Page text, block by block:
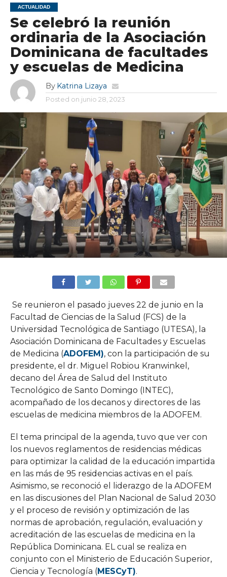
ACTUALIDAD
Se celebró la reunión
ordinaria de la Asociación
Dominicana de facultades
y escuelas de Medicina
By Katrina Lizaya
Posted on junio 28, 2023
Se reunieron el pasado jueves 22 de junio en la
Facultad de Ciencias de la Salud (FCS) de la
Universidad Tecnológica de Santiago (UTESA), la
Asociación Dominicana de Facultades y Escuelas
de Medicina (ADOFEM), con la participación de su
presidente, el dr. Miguel Robiou Kranwinkel,
decano del Área de Salud del Instituto
Tecnológico de Santo Domingo (INTEC),
acompañado de los decanos y directores de las
escuelas de medicina miembros de la ADOFEM.
El tema principal de la agenda, tuvo que ver con
los nuevos reglamentos de residencias médicas
para optimizar la calidad de la educación impartida
en las más de 95 residencias activas en el país.
Asimismo, se reconoció el liderazgo de la ADOFEM
en las discusiones del Plan Nacional de Salud 2030
y el proceso de revisión y optimización de las
normas de aprobación, regulación, evaluación y
acreditación de las escuelas de medicina en la
República Dominicana. EL cual se realiza en
conjunto con el Ministerio de Educación Superior,
Ciencia y Tecnología (MESCyT).